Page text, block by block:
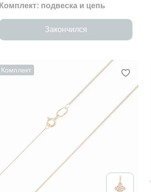
Комплект: подвеска и цепь
Закончился
Комплект